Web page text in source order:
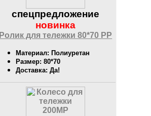
спецпредложение
новинка
Ролик для тележки 80*70 PP
Материал: Полиуретан
Размер: 80*70
Доставка: Да!